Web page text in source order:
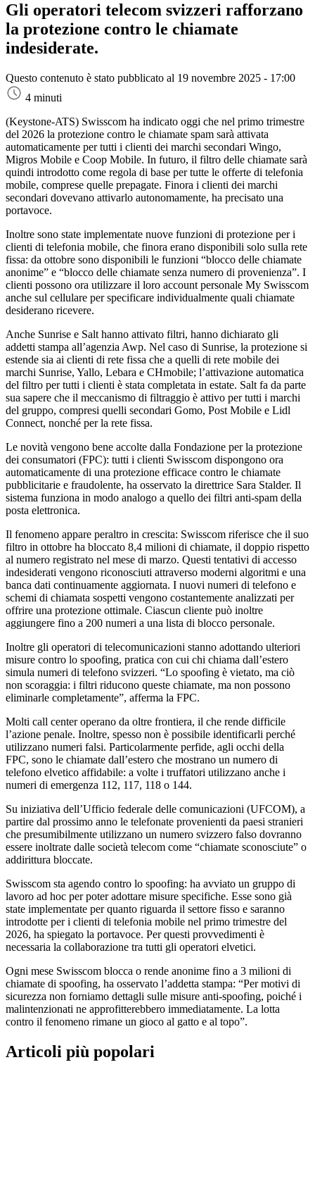
Gli operatori telecom svizzeri rafforzano
la protezione contro le chiamate
indesiderate.
Questo contenuto è stato pubblicato al 19 novembre 2025 - 17:00
4 minuti
(Keystone-ATS) Swisscom ha indicato oggi che nel primo trimestre
del 2026 la protezione contro le chiamate spam sarà attivata
automaticamente per tutti i clienti dei marchi secondari Wingo,
Migros Mobile e Coop Mobile. In futuro, il filtro delle chiamate sarà
quindi introdotto come regola di base per tutte le offerte di telefonia
mobile, comprese quelle prepagate. Finora i clienti dei marchi
secondari dovevano attivarlo autonomamente, ha precisato una
portavoce.
Inoltre sono state implementate nuove funzioni di protezione per i
clienti di telefonia mobile, che finora erano disponibili solo sulla rete
fissa: da ottobre sono disponibili le funzioni “blocco delle chiamate
anonime” e “blocco delle chiamate senza numero di provenienza”. I
clienti possono ora utilizzare il loro account personale My Swisscom
anche sul cellulare per specificare individualmente quali chiamate
desiderano ricevere.
Anche Sunrise e Salt hanno attivato filtri, hanno dichiarato gli
addetti stampa all’agenzia Awp. Nel caso di Sunrise, la protezione si
estende sia ai clienti di rete fissa che a quelli di rete mobile dei
marchi Sunrise, Yallo, Lebara e CHmobile; l’attivazione automatica
del filtro per tutti i clienti è stata completata in estate. Salt fa da parte
sua sapere che il meccanismo di filtraggio è attivo per tutti i marchi
del gruppo, compresi quelli secondari Gomo, Post Mobile e Lidl
Connect, nonché per la rete fissa.
Le novità vengono bene accolte dalla Fondazione per la protezione
dei consumatori (FPC): tutti i clienti Swisscom dispongono ora
automaticamente di una protezione efficace contro le chiamate
pubblicitarie e fraudolente, ha osservato la direttrice Sara Stalder. Il
sistema funziona in modo analogo a quello dei filtri anti-spam della
posta elettronica.
Il fenomeno appare peraltro in crescita: Swisscom riferisce che il suo
filtro in ottobre ha bloccato 8,4 milioni di chiamate, il doppio rispetto
al numero registrato nel mese di marzo. Questi tentativi di accesso
indesiderati vengono riconosciuti attraverso moderni algoritmi e una
banca dati continuamente aggiornata. I nuovi numeri di telefono e
schemi di chiamata sospetti vengono costantemente analizzati per
offrire una protezione ottimale. Ciascun cliente può inoltre
aggiungere fino a 200 numeri a una lista di blocco personale.
Inoltre gli operatori di telecomunicazioni stanno adottando ulteriori
misure contro lo spoofing, pratica con cui chi chiama dall’estero
simula numeri di telefono svizzeri. “Lo spoofing è vietato, ma ciò
non scoraggia: i filtri riducono queste chiamate, ma non possono
eliminarle completamente”, afferma la FPC.
Molti call center operano da oltre frontiera, il che rende difficile
l’azione penale. Inoltre, spesso non è possibile identificarli perché
utilizzano numeri falsi. Particolarmente perfide, agli occhi della
FPC, sono le chiamate dall’estero che mostrano un numero di
telefono elvetico affidabile: a volte i truffatori utilizzano anche i
numeri di emergenza 112, 117, 118 o 144.
Su iniziativa dell’Ufficio federale delle comunicazioni (UFCOM), a
partire dal prossimo anno le telefonate provenienti da paesi stranieri
che presumibilmente utilizzano un numero svizzero falso dovranno
essere inoltrate dalle società telecom come “chiamate sconosciute” o
addirittura bloccate.
Swisscom sta agendo contro lo spoofing: ha avviato un gruppo di
lavoro ad hoc per poter adottare misure specifiche. Esse sono già
state implementate per quanto riguarda il settore fisso e saranno
introdotte per i clienti di telefonia mobile nel primo trimestre del
2026, ha spiegato la portavoce. Per questi provvedimenti è
necessaria la collaborazione tra tutti gli operatori elvetici.
Ogni mese Swisscom blocca o rende anonime fino a 3 milioni di
chiamate di spoofing, ha osservato l’addetta stampa: “Per motivi di
sicurezza non forniamo dettagli sulle misure anti-spoofing, poiché i
malintenzionati ne approfitterebbero immediatamente. La lotta
contro il fenomeno rimane un gioco al gatto e al topo”.
Articoli più popolari